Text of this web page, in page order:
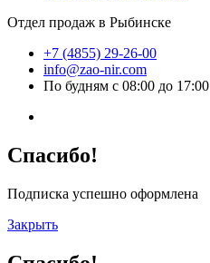
Отдел продаж в Рыбинске
+7 (4855) 29-26-00
info@zao-nir.com
По будням с 08:00 до 17:00
Спасибо!
Подписка успешно оформлена
Закрыть